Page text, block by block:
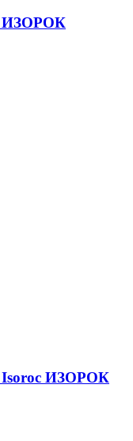
ИЗОРОК
Isoroc ИЗОРОК